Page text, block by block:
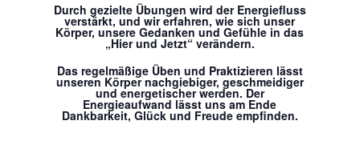
Durch gezielte Übungen wird der Energiefluss
verstärkt, und wir erfahren, wie sich unser
Körper, unsere Gedanken und Gefühle in das
„Hier und Jetzt“ verändern.
Das regelmäßige Üben und Praktizieren lässt
unseren Körper nachgiebiger, geschmeidiger
und energetischer werden. Der
Energieaufwand lässt uns am Ende
Dankbarkeit, Glück und Freude empfinden.